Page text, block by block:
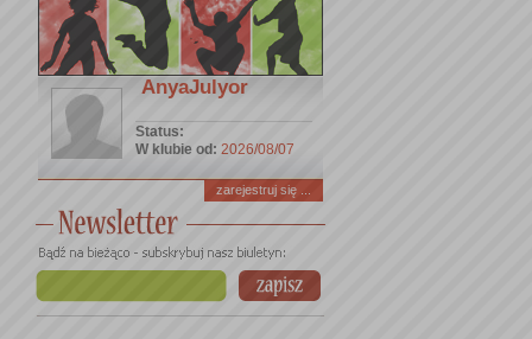
AnyaJulyor
Status:
W klubie od: 2026/08/07
zarejestruj się ...